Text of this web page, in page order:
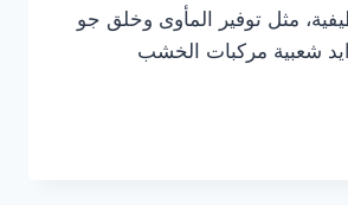
مثل توفير المأوى وخلق جو
شعبية مركبات الخشب